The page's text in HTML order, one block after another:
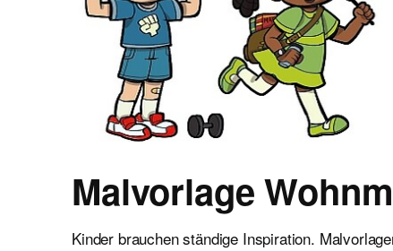
Malvorlage
Kinder brauchen ständige Inspiration.